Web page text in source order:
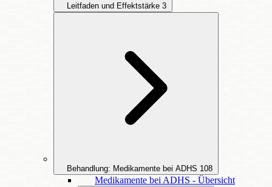
Leitfaden und Effektstärke 3
Behandlung: Medikamente bei ADHS 108
Medikamente bei ADHS - Übersicht